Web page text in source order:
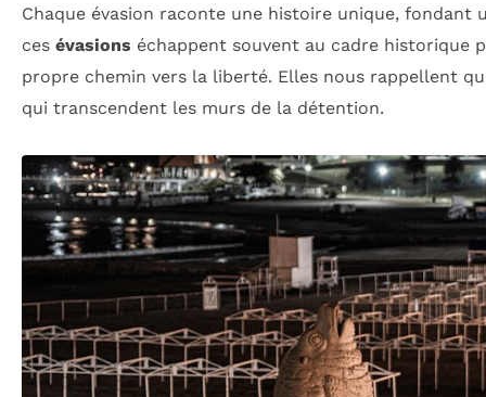
Chaque évasion raconte une histoire unique,
ces évasions échappent souvent au cadre historique
propre chemin vers la liberté. Elles nous rappellent
qui transcendent les murs de la détention.